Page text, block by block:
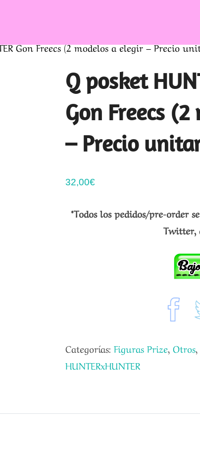
Gon Freecs (2 modelos a elegir – Precio
Q posket
Gon Freecs
– Precio
32,00€
*Todos los pedidos/pre-order
Twitter,
Categorías: Figuras Prize, Otros,
HUNTERxHUNTER